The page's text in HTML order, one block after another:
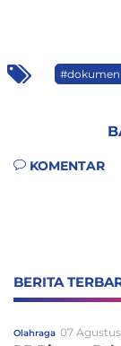
#dokumen
KOMENTAR
BERITA
Olahraga 07 Agustus